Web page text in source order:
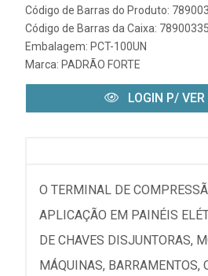
Código de Barras do Produto:
Código de Barras da Caixa:
Embalagem: PCT-100UN
Marca: PADRÃO FORTE
LOGIN P/ VER
O TERMINAL DE
APLICAÇÃO EM PAINÉIS
DE CHAVES DISJUNTORAS,
MÁQUINAS, BARRAMENTOS,